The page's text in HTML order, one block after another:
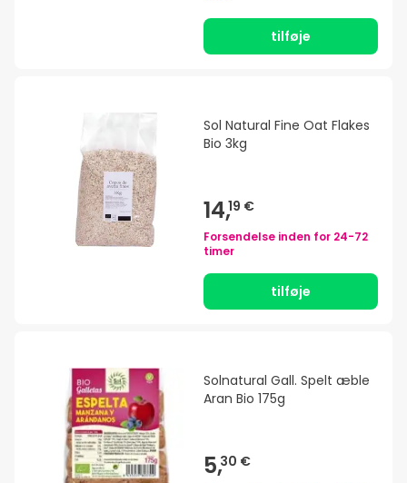
tilføje
Sol Natural Fine Oat Flakes
Bio 3kg
14,19 €
Forsendelse inden for 24-72
timer
tilføje
Solnatural Gall. Spelt æble
Aran Bio 175g
5,30 €